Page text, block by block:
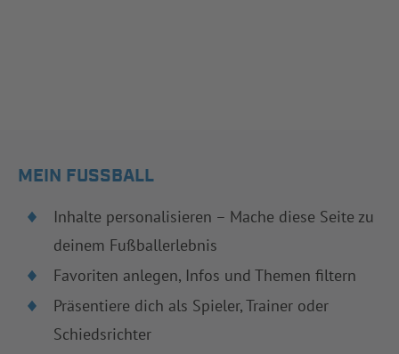
MEIN FUSSBALL
Inhalte personalisieren – Mache diese Seite zu
deinem Fußballerlebnis
Favoriten anlegen, Infos und Themen filtern
Präsentiere dich als Spieler, Trainer oder
Schiedsrichter